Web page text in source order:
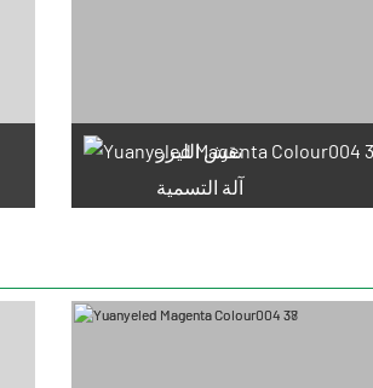
نقش الليزر
آلة التسمية